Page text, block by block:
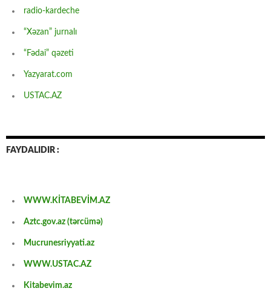
radio-kardeche
“Xəzan” jurnalı
“Fədai” qəzeti
Yazyarat.com
USTAC.AZ
FAYDALIDIR :
WWW.KİTABEVİM.AZ
Aztc.gov.az (tərcümə)
Mucrunesriyyati.az
WWW.USTAC.AZ
Kitabevim.az